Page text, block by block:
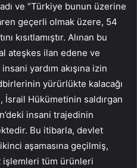
ve “Türkiye bunun üzerine
geçerli olmak üzere, 54
kısıtlamıştır. Alınan bu
ateşkes ilan edene ve
yardım akışına izin
yürürlükte kalacağı
İsrail Hükümetinin saldırgan
insani trajedinin
Bu itibarla, devlet
aşamasına geçilmiş,
işlemleri tüm ürünleri